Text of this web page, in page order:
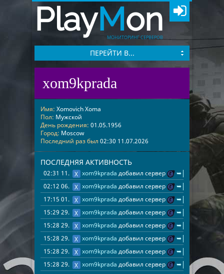
PlayMon
МОНИТОРИНГ СЕРВЕРОВ
ПЕРЕЙТИ В...
xom9kprada
Имя: Xomovich Xoma
Пол: Мужской
День рождения: 01.05.1956
Город: Moscow
Последний раз был 02:30 11.07.2026
ПОСЛЕДНЯЯ АКТИВНОСТЬ
02:31 11.07.2026xom9kprada добавил сервер
➥ ███
02:12 06.07.2026xom9kprada добавил сервер
➥ ███
17:15 01.07.2026xom9kprada добавил сервер
➥ ███
15:29 29.05.2026xom9kprada добавил сервер
➥ ███
15:28 29.05.2026xom9kprada добавил сервер
➥ ███
15:28 29.05.2026xom9kprada добавил сервер
➥ ███
15:28 29.05.2026xom9kprada добавил сервер
➥ ███
15:28 29.05.2026xom9kprada добавил сервер
➥ ███